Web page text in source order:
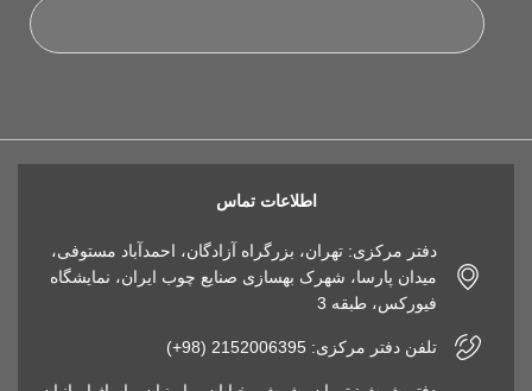
اطلاعات تماس
دفتر مرکزی: تهران، بزرگراه آزادگان، احمدآباد مستوفی،
میدان پارسا، شهرک بهسازی صنایع چوب ایران، نمایشگاه
فیورکس، طبقه 3
تلفن دفتر مرکزی: 2152006395 (98+)